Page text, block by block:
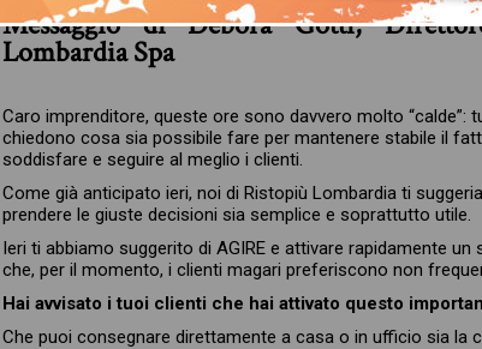
Messaggio di Debora Gotti,
Lombardia Spa
Caro imprenditore, queste ore sono davvero molto
chiedono cosa sia possibile fare per mantenere stabile il
soddisfare e seguire al meglio i clienti.
Come già anticipato ieri, noi di Ristopiù Lombardia ti
prendere le giuste decisioni sia semplice e soprattutto utile.
Ieri ti abbiamo suggerito di AGIRE e attivare rapidamente
che, per il momento, i clienti magari preferiscono non
Hai avvisato i tuoi clienti che hai attivato questo
Che puoi consegnare direttamente a casa o in ufficio sia la